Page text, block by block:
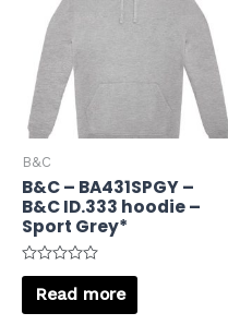
B&C
B&C – BA431SPGY –
B&C ID.333 hoodie –
Sport Grey*
Rated
out
of
Read more